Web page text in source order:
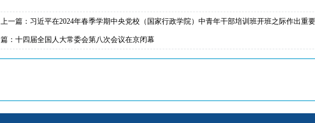
上一篇： 习近平在2024年春季学期中央党校（国家行政学院）中青年干部培训班开班之际作出
篇： 十四届全国人大常委会第八次会议在京闭幕